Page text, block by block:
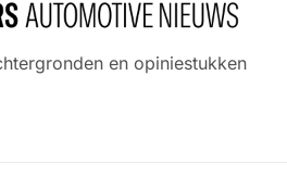
en opiniestukken